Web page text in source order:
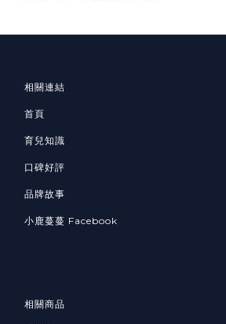
相關連結
首頁
育兒知識
口碑好評
品牌故事
小鹿蔓蔓 Facebook
相關商品